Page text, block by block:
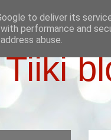
to deliver its
performance and
abuse.